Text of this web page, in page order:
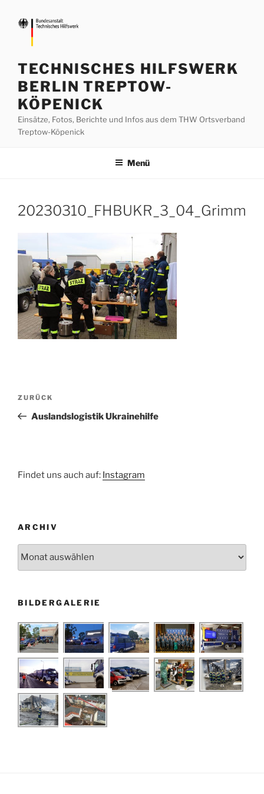
Inhalt
springen
TECHNISCHES HILFSWERK
BERLIN TREPTOW-
KÖPENICK
Einsätze, Fotos, Berichte und Infos aus dem THW Ortsverband
Treptow-Köpenick
Menü
20230310_FHBUKR_3_04_Grimm
Beitragsnavigation
Vorheriger
Beitrag
ZURÜCK
Auslandslogistik Ukrainehilfe
Findet uns auch auf: Instagram
ARCHIV
BILDERGALERIE